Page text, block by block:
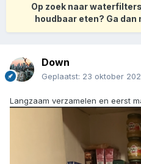
Op zoek naar
houdbaar eten? Ga dan
Down
Geplaatst: 23 oktober
Langzaam verzamelen en eerst